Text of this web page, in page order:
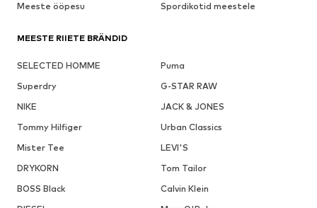
Meeste ööpesu
Spordikotid meestele
MEESTE RIIETE BRÄNDID
SELECTED HOMME
Puma
Superdry
G-STAR RAW
NIKE
JACK & JONES
Tommy Hilfiger
Urban Classics
Mister Tee
LEVI'S
DRYKORN
Tom Tailor
BOSS Black
Calvin Klein